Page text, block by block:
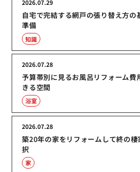
自宅で完結する網戸の張り替え方の
準備
2026.07.29
知識
予算帯別に見るお風呂リフォーム費
きる空間
2026.07.28
浴室
築20年の家をリフォームして終の
択
2026.07.28
家